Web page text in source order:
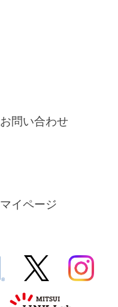
お問い合わせ
マイページ